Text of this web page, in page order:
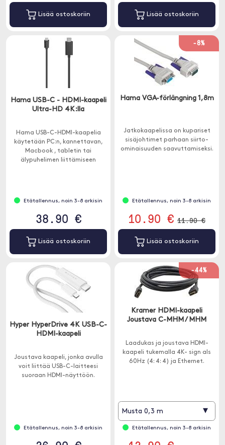
Lisää ostoskoriin Lisää ostoskoriin
Hama USB-C - HDMI-kaapeli
Ultra-HD 4K:lla
Hama USB-C-HDMI-kaapelia
käytetään PC:n, kannettavan,
Macbook , tabletin tai
älypuhelimen liittämiseen
Etätallennus, noin 3-8 arkisin
38.90 €
Lisää ostoskoriin
-8%
Hama VGA-förlängning 1,8m
Jatkokaapelissa on kupariset
sisäjohtimet parhaan siirto-
ominaisuuden saavuttamiseksi.
Etätallennus, noin 3-8 arkisin
10.90 € 11.90 €
Lisää ostoskoriin
Hyper HyperDrive 4K USB-C-
HDMI-kaapeli
Joustava kaapeli, jonka avulla
voit liittää USB-C-laitteesi
suoraan HDMI-näyttöön.
Etätallennus, noin 3-8 arkisin
-44%
Kramer HDMI-kaapeli
Joustava C-MHM / MHM
Laadukas ja joustava HDMI-
kaapeli tukemalla 4K- sign als
60Hz (4: 4: 4) ja Ethernet.
Musta 0,3 m ▾
Etätallennus, noin 3-8 arkisin